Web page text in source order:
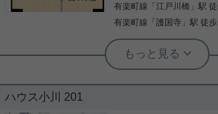
でのご相談もお気軽にどう
会社 茗荷谷店 TEL：03-
実用春日ホーム 茗荷谷駅前センター 齊藤敏孝
宅配ボックス・追い
有楽町線 「江戸川橋 」駅
有楽町線 「護国寺 」駅 徒
実用春日ホーム 小石川店 スタッフ上田
★浴室乾燥機★エア
ハウス小川 201